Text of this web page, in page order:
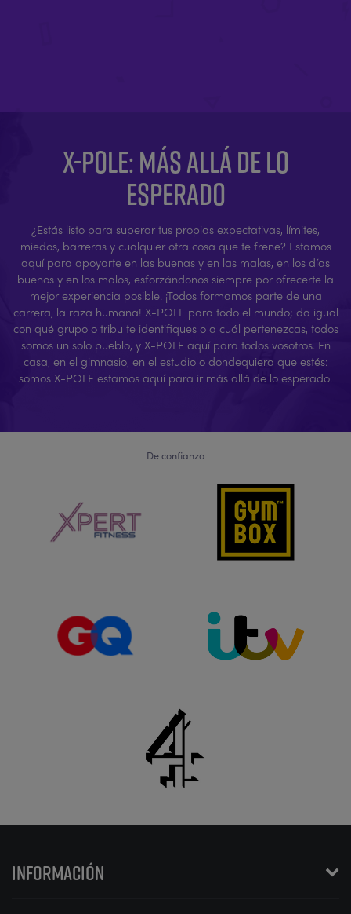
X-POLE: MÁS ALLÁ DE LO
ESPERADO
¿Estás listo para superar tus propias expectativas, límites,
miedos, barreras y cualquier otra cosa que te frene? Estamos
aquí para apoyarte en las buenas y en las malas, en los días
buenos y en los malos, esforzándonos siempre por ofrecerte la
mejor experiencia posible. ¡Todos formamos parte de una
carrera, la raza humana! X-POLE para todo el mundo; da igual
con qué grupo o tribu te identifiques o a cuál pertenezcas, todos
somos un solo pueblo, y X-POLE aquí para todos vosotros. En
casa, en el gimnasio, en el estudio o dondequiera que estés:
somos X-POLE estamos aquí para ir más allá de lo esperado.
De confianza
INFORMACIÓN